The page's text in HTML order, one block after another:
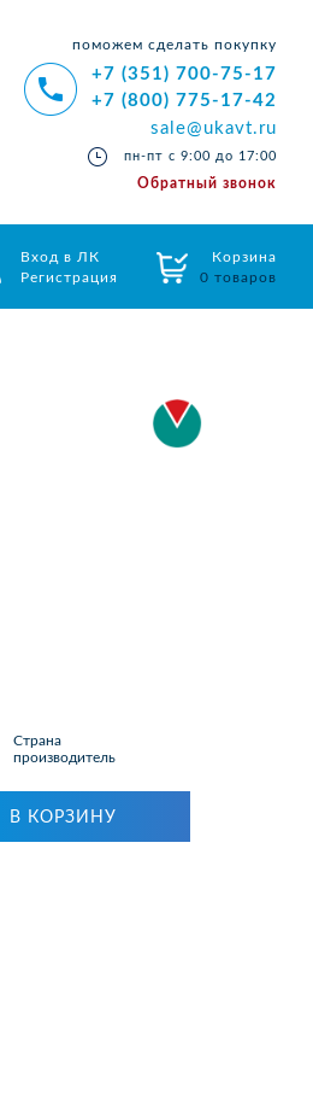
поможем сделать покупку
+7 (351) 700-75-17
+7 (800) 775-17-42
sale@ukavt.ru
пн-пт с 9:00 до 17:00
Обратный звонок
Вход в ЛК
Регистрация
Корзина
0 товаров
Страна
производитель
В КОРЗИНУ